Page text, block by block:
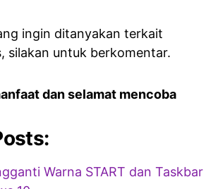
ingin ditanyakan terkait
silakan untuk berkomentar.
dan selamat mencoba
Warna START dan Taskbar